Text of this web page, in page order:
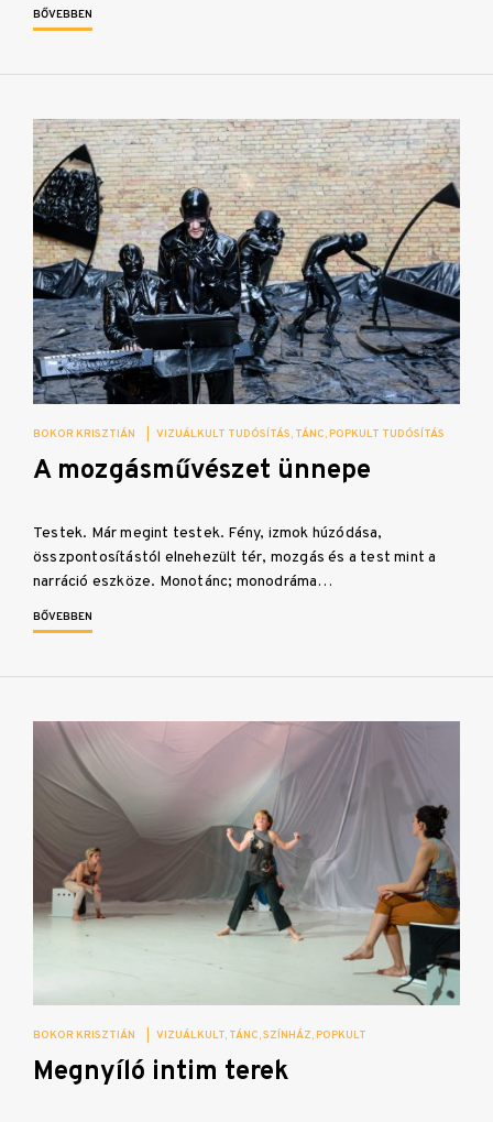
BŐVEBBEN
BOKOR KRISZTIÁN VIZUÁLKULT TUDÓSÍTÁS TÁNC POPKULT TUDÓSÍTÁS
A mozgásművészet ünnepe
Testek. Már megint testek. Fény, izmok húzódása,
összpontosítástól elnehezült tér, mozgás és a test mint a
narráció eszköze. Monotánc; monodráma…
BŐVEBBEN
BOKOR KRISZTIÁN VIZUÁLKULT TÁNC SZÍNHÁZ POPKULT
Megnyíló intim terek